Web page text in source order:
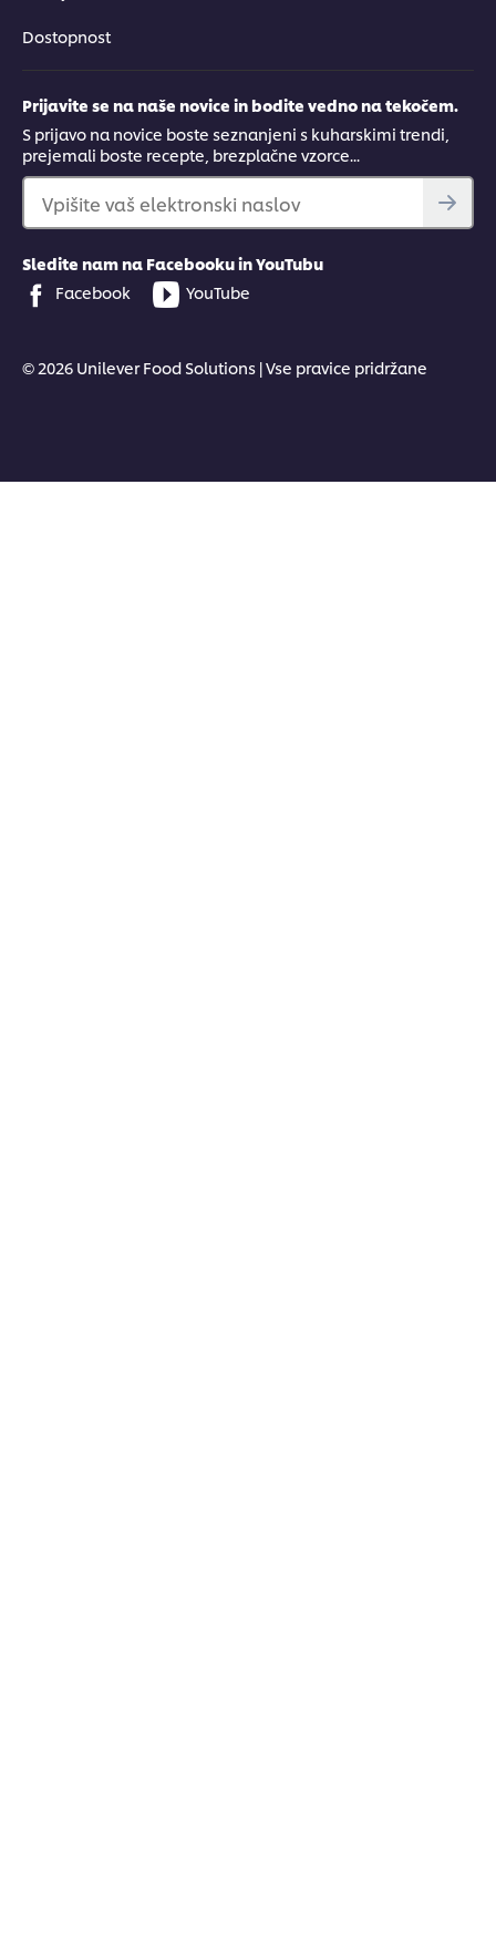
Dostopnost
Prijavite se na naše novice in bodite vedno na tekočem.
S prijavo na novice boste seznanjeni s kuharskimi trendi,
prejemali boste recepte, brezplačne vzorce...
Vpišite vaš elektronski naslov
Sledite nam na Facebooku in YouTubu
Facebook
YouTube
© 2026 Unilever Food Solutions | Vse pravice pridržane